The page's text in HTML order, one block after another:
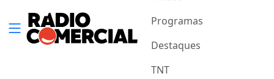
Programas
Destaques
TNT